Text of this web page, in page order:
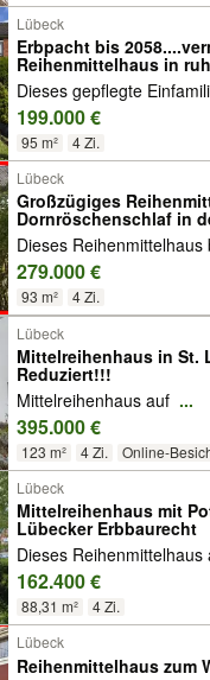
Lübeck
Erbpacht bis
Reihenmittelhaus in
Dieses gepflegte
199.000 €
95 m² 4 Zi.
Lübeck
Großzügiges
Dornröschenschlaf in
Edelsteinsiedlung
Dieses Reihenmittelhaus
279.000 €
93 m² 4 Zi.
Lübeck
Mittelreihenhaus in St.
Reduziert!!!
Mittelreihenhaus auf ...
395.000 €
123 m² 4 Zi. Online-
Lübeck
Mittelreihenhaus mit
Lübecker Erbbaurecht
Dieses Reihenmittelhaus
162.400 €
88,31 m²
4 Zi.
Lübeck
Reihenmittelhaus zum